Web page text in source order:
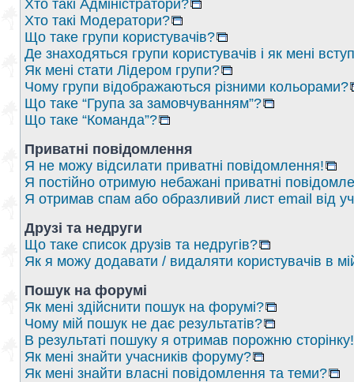
Хто такі Адміністратори?
Хто такі Модератори?
Що таке групи користувачів?
Де знаходяться групи користувачів і як мені
Як мені стати Лідером групи?
Чому групи відображаються різними кольорами?
Що таке “Група за замовчуванням”?
Що таке “Команда”?
Приватні повідомлення
Я не можу відсилати приватні повідомлення!
Я постійно отримую небажані приватні
Я отримав спам або образливий лист email від
Друзі та недруги
Що таке список друзів та недругів?
Як я можу додавати / видаляти користувачів в
Пошук на форумі
Як мені здійснити пошук на форумі?
Чому мій пошук не дає результатів?
В результаті пошуку я отримав порожню сторінку!
Як мені знайти учасників форуму?
Як мені знайти власні повідомлення та теми?